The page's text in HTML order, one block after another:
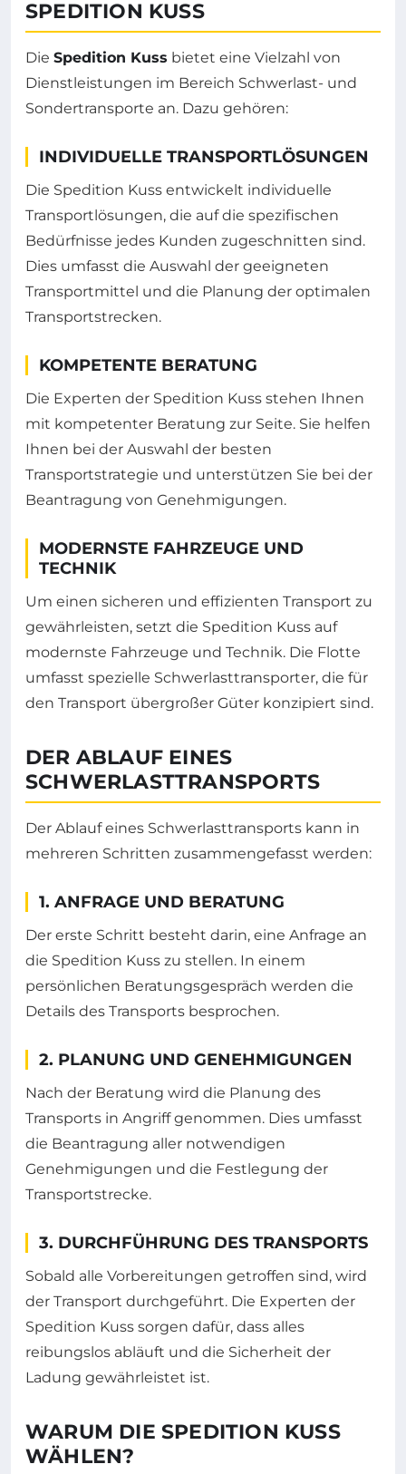
SPEDITION KUSS
Die Spedition Kuss bietet eine Vielzahl von
Dienstleistungen im Bereich Schwerlast- und
Sondertransporte an. Dazu gehören:
INDIVIDUELLE TRANSPORTLÖSUNGEN
Die Spedition Kuss entwickelt individuelle
Transportlösungen, die auf die spezifischen
Bedürfnisse jedes Kunden zugeschnitten sind.
Dies umfasst die Auswahl der geeigneten
Transportmittel und die Planung der optimalen
Transportstrecken.
KOMPETENTE BERATUNG
Die Experten der Spedition Kuss stehen Ihnen
mit kompetenter Beratung zur Seite. Sie helfen
Ihnen bei der Auswahl der besten
Transportstrategie und unterstützen Sie bei der
Beantragung von Genehmigungen.
MODERNSTE FAHRZEUGE UND
TECHNIK
Um einen sicheren und effizienten Transport zu
gewährleisten, setzt die Spedition Kuss auf
modernste Fahrzeuge und Technik. Die Flotte
umfasst spezielle Schwerlasttransporter, die für
den Transport übergroßer Güter konzipiert sind.
DER ABLAUF EINES
SCHWERLASTTRANSPORTS
Der Ablauf eines Schwerlasttransports kann in
mehreren Schritten zusammengefasst werden:
1. ANFRAGE UND BERATUNG
Der erste Schritt besteht darin, eine Anfrage an
die Spedition Kuss zu stellen. In einem
persönlichen Beratungsgespräch werden die
Details des Transports besprochen.
2. PLANUNG UND GENEHMIGUNGEN
Nach der Beratung wird die Planung des
Transports in Angriff genommen. Dies umfasst
die Beantragung aller notwendigen
Genehmigungen und die Festlegung der
Transportstrecke.
3. DURCHFÜHRUNG DES TRANSPORTS
Sobald alle Vorbereitungen getroffen sind, wird
der Transport durchgeführt. Die Experten der
Spedition Kuss sorgen dafür, dass alles
reibungslos abläuft und die Sicherheit der
Ladung gewährleistet ist.
WARUM DIE SPEDITION KUSS
WÄHLEN?